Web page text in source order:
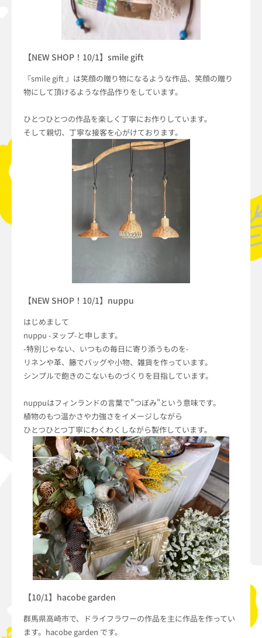
【NEW SHOP！10/1】smile gift
『smile gift 』は笑顔の贈り物になるような作品、笑顔の贈り
物にして頂けるような作品作りをしています。
ひとつひとつの作品を楽しく丁寧にお作りしています。
そして親切、丁寧な接客を心がけております。
【NEW SHOP！10/1】nuppu
はじめまして
nuppu -ヌップ-と申します。
-特別じゃない、いつもの毎日に寄り添うものを-
リネンや革、籐でバッグや小物、雑貨を作っています。
シンプルで飽きのこないものづくりを目指しています。
nuppuはフィンランドの言葉で"つぼみ"という意味です。
植物のもつ温かさや力強さをイメージしながら
ひとつひとつ丁寧にわくわくしながら製作しています。
【10/1】hacobe garden
群馬県高崎市で、ドライフラワーの作品を主に作品を作ってい
ます。hacobe garden です。